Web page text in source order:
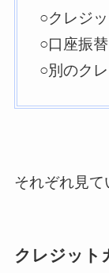
○クレジ
○口座振
○別のク
それぞれ見て
クレジット